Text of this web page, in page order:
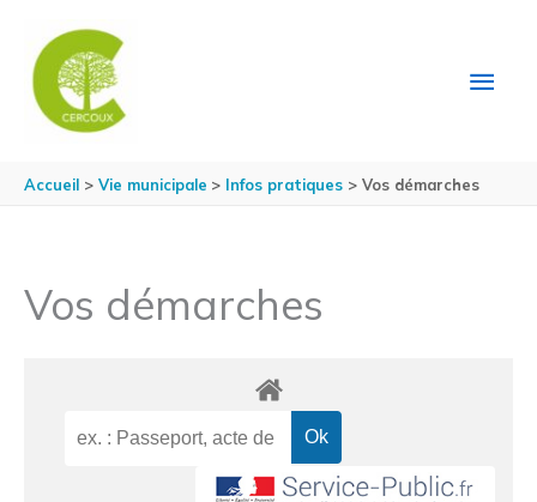
Accueil Vie municipale Infos pratiques Vos démarches
Vos démarches